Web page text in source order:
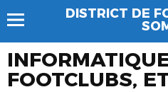
DISTRICT DE
FOOTCLUBS,